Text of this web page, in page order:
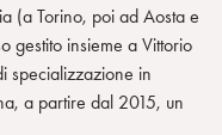
(a Torino, poi ad Aosta e
gestito insieme a Vittorio
specializzazione in
a partire dal 2015, un